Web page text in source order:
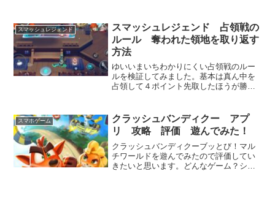
００ダメージ。崖上がり攻撃 無敵上が
りから左右の手で相手をはさ...
スマッシュレジェンド
スマッシュレジェンド 占領戦の
ルール 奪われた領地を取り返す
方法
ゆいいまいちわかりにくい占領戦のルー
ルを検証してみました。基本は真ん中を
占領して４ポイント先取したほうが勝ち
ジが占領ゲージって今回は勝手に呼ばせ
てもらってるよ。ちょっ...
スマホゲーム
クラッシュバンディクー アプ
リ 攻略 評価 遊んでみた！
クラッシュバンディクーブッとび！マル
チワールドを遊んでみたので評価してい
きたいと思います。どんなゲーム？シン